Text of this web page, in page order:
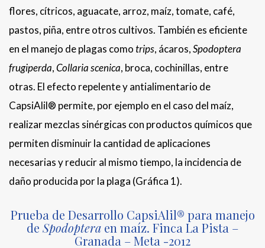
flores, cítricos, aguacate, arroz, maíz, tomate, café,
pastos, piña, entre otros cultivos. También es eficiente
en el manejo de plagas comotrips, ácaros,Spodoptera
frugiperda,Collaria scenica, broca, cochinillas, entre
otras. El efecto repelente y antialimentario de
CapsiAlil® permite, por ejemplo en el caso del maíz,
realizar mezclas sinérgicas con productos químicos que
permiten disminuir la cantidad de aplicaciones
necesarias y reducir al mismo tiempo, la incidencia de
daño producida por la plaga (Gráfica 1).
Prueba de Desarrollo CapsiAlil® para manejo
de Spodoptera en maíz. Finca La Pista –
Granada – Meta -2012